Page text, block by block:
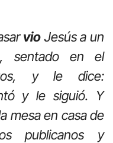
vio Jesús a un
sentado en el
y le dice:
y le siguió. Y
mesa en casa de
publicanos y